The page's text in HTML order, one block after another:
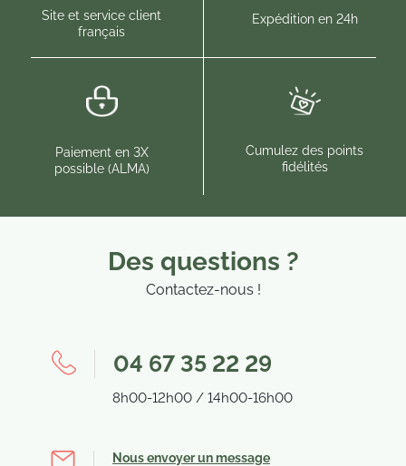
Site et service client
français
Expédition en 24h
Paiement en 3X
possible (ALMA)
Cumulez des points
fidélités
Des questions ?
Contactez-nous !
04 67 35 22 29
8h00-12h00 / 14h00-16h00
Nous envoyer un message